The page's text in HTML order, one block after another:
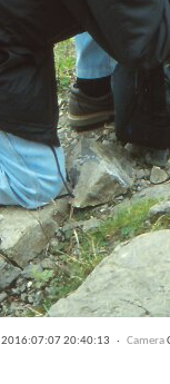
2016:07:07 20:40:13 · Camera